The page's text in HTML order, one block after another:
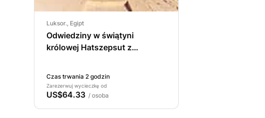
Luksor., Egipt
Odwiedziny w świątyni
królowej Hatszepsut z
Czas trwania 2 godzin
Zarezerwuj wycieczkę od
US$64.33 / osoba